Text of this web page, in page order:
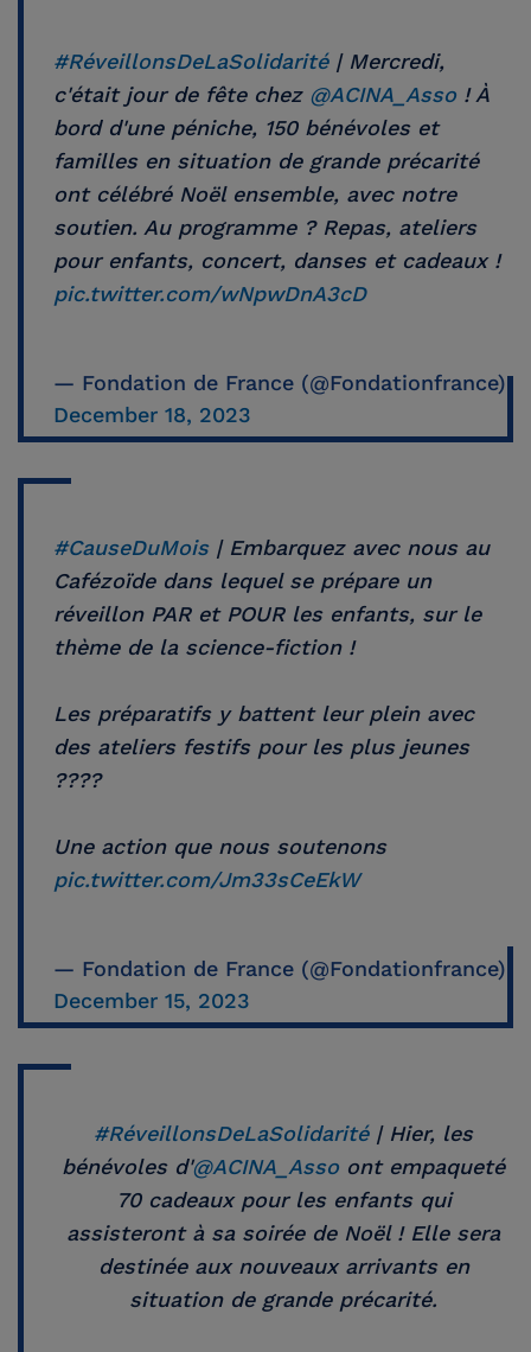
#RéveillonsDeLaSolidarité| Mercredi,
c'était jour de fête chez @ACINA_Asso ! À
bord d'une péniche, 150 bénévoles et
familles en situation de grande précarité
ont célébré Noël ensemble, avec notre
soutien. Au programme ? Repas, ateliers
pour enfants, concert, danses et cadeaux !
pic.twitter.com/wNpwDnA3cD
— Fondation de France (@Fondationfrance)
December 18, 2023
#CauseDuMois| Embarquez avec nous au
Cafézoïde dans lequel se prépare un
réveillon PAR et POUR les enfants, sur le
thème de la science-fiction !
Les préparatifs y battent leur plein avec
des ateliers festifs pour les plus jeunes
????
Une action que nous soutenons
pic.twitter.com/Jm33sCeEkW
— Fondation de France (@Fondationfrance)
December 15, 2023
#RéveillonsDeLaSolidarité| Hier, les
bénévoles d'@ACINA_Asso ont empaqueté
70 cadeaux pour les enfants qui
assisteront à sa soirée de Noël ! Elle sera
destinée aux nouveaux arrivants en
situation de grande précarité.